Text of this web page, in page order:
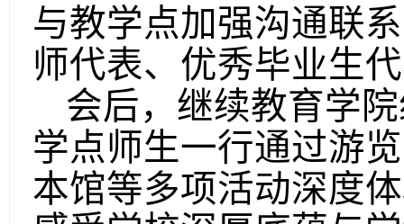
与教学点加强沟通联
师代表、优秀毕业生
会后，继续教育学
学点师生一行通过游
本馆等多项活动深度